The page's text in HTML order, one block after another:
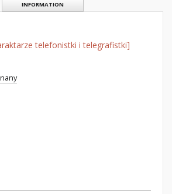
INFORMATION
telefonistki i telegrafistki]